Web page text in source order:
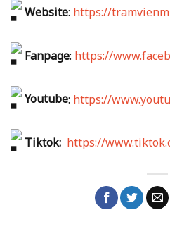
Website: https://
Fanpage: https://
Youtube: https://
Tiktok: https://